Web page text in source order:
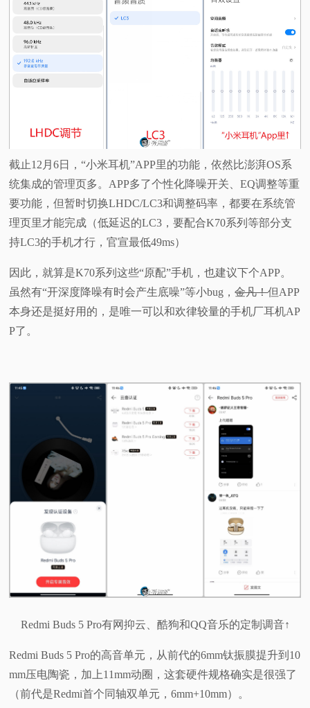
截止12月6日，“小米耳机”APP里的功能，依然比澎湃OS系
统集成的管理页多。APP多了个性化降噪开关、EQ调整等重
要功能，但暂时切换LHDC/LC3和调整码率，都要在系统管
理页里才能完成（低延迟的LC3，要配合K70系列等部分支
持LC3的手机才行，官宣最低49ms）
因此，就算是K70系列这些“原配”手机，也建议下个APP。
虽然有“开深度降噪有时会产生底噪”等小bug，金凡！但APP
本身还是挺好用的，是唯一可以和欢律较量的手机厂耳机AP
P了。
Redmi Buds 5 Pro有网抑云、酷狗和QQ音乐的定制调音↑
Redmi Buds 5 Pro的高音单元，从前代的6mm钛振膜提升到10
mm压电陶瓷，加上11mm动圈，这套硬件规格确实是很强了
（前代是Redmi首个同轴双单元，6mm+10mm）。